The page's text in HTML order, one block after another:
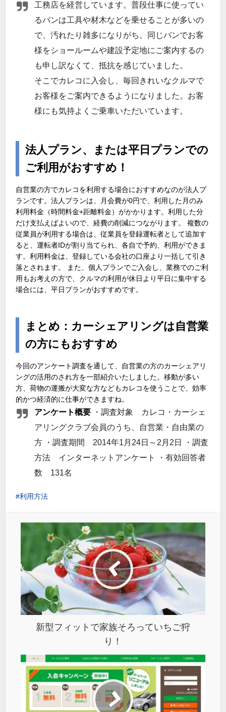
工務店を経営しています。普段仕事に使ってい
るバンは工具や材木などを乗せることが多いの
で、汚れたり雑多になりがち。同じバンでお客
様をショールームや建設予定地にご案内するの
も申し訳なくて、抵抗を感じていました。
そこでカレコに入会し、毎回きれいなクルマで
お客様をご案内できるようになりました。お客
様にも気持よくご乗車いただいています。
法人プラン、または平日プランでの
ご利用がおすすめ！
自営業の方でカレコを利用する場合におすすめなのが法人プ
ランです。法人プランは、月会費が0円で、利用した月のみ
利用料金（時間料金+距離料金）がかかります。利用した分
だけ支払えばよいので、経費の削減につながります。 複数の
従業員が利用する場合は、従業員を登録運転者として追加す
ると、運転者IDが割り当てられ、各自で予約、利用ができま
す。利用料金は、登録している会社の口座より一括して引き
落とされます。 また、個人プランでご入会し、業務でのご利
用もお考えの方で、クルマの利用が休日より平日に集中する
場合には、平日プランがおすすめです。
まとめ：カーシェアリングは自営業
の方にもおすすめ
今回のアンケート調査を通して、自営業の方のカーシェアリ
ングの活用のされ方を一部紹介いたしました。移動が多い
方、荷物の運搬が大変な方などもカレコを使うことで、効率
的かつ経済的に仕事ができますね。
アンケート概要 ・調査対象 カレコ・カーシェ
アリングクラブ会員のうち、自営業・自由業の
方 ・調査期間 2014年1月24日～2月2日 ・調査
方法 インターネットアンケート ・有効回答者
数 131名
利用方法
新型フィットで家族そろっていちご狩
り！